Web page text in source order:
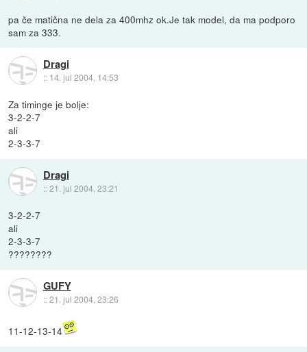
pa če matična ne dela za 400mhz ok.Je tak model, da ma podporo
sam za 333.
Dragi
:: 14. jul 2004, 14:53
Za timinge je bolje:
3-2-2-7
ali
2-3-3-7
Dragi
::21. jul 2004, 23:21
3-2-2-7
ali
2-3-3-7
????????
GUFY
::21. jul 2004, 23:26
11-12-13-14